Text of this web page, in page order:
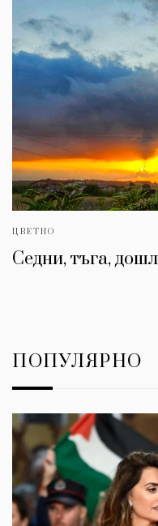
ЦВЕТНО
Седни, тъга,
ПОПУЛЯРНО